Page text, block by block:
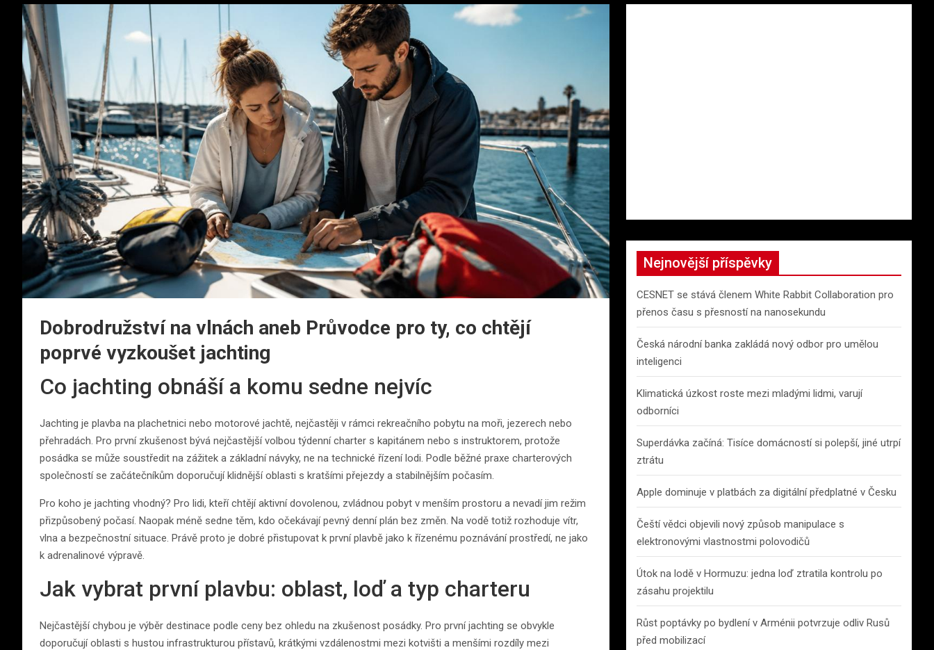
Dobrodružství na vlnách aneb Průvodce pro ty, co chtějí
poprvé vyzkoušet jachting
Co jachting obnáší a komu sedne nejvíc
Jachting je plavba na plachetnici nebo motorové jachtě, nejčastěji v rámci rekreačního pobytu na moři, jezerech nebo
přehradách. Pro první zkušenost bývá nejčastější volbou týdenní charter s kapitánem nebo s instruktorem, protože
posádka se může soustředit na zážitek a základní návyky, ne na technické řízení lodi. Podle běžné praxe charterových
společností se začátečníkům doporučují klidnější oblasti s kratšími přejezdy a stabilnějším počasím.
Pro koho je jachting vhodný? Pro lidi, kteří chtějí aktivní dovolenou, zvládnou pobyt v menším prostoru a nevadí jim režim
přizpůsobený počasí. Naopak méně sedne těm, kdo očekávají pevný denní plán bez změn. Na vodě totiž rozhoduje vítr,
vlna a bezpečnostní situace. Právě proto je dobré přistupovat k první plavbě jako k řízenému poznávání prostředí, ne jako
k adrenalinové výpravě.
Jak vybrat první plavbu: oblast, loď a typ charteru
Nejčastější chybou je výběr destinace podle ceny bez ohledu na zkušenost posádky. Pro první jachting se obvykle
doporučují oblasti s hustou infrastrukturou přístavů, krátkými vzdálenostmi mezi kotvišti a menšími rozdíly mezi
Nejnovější příspěvky
CESNET se stává členem White Rabbit Collaboration pro
přenos času s přesností na nanosekundu
Česká národní banka zakládá nový odbor pro umělou
inteligenci
Klimatická úzkost roste mezi mladými lidmi, varují
odborníci
Superdávka začíná: Tisíce domácností si polepší, jiné utrpí
ztrátu
Apple dominuje v platbách za digitální předplatné v Česku
Čeští vědci objevili nový způsob manipulace s
elektronovými vlastnostmi polovodičů
Útok na lodě v Hormuzu: jedna loď ztratila kontrolu po
zásahu projektilu
Růst poptávky po bydlení v Arménii potvrzuje odliv Rusů
před mobilizací